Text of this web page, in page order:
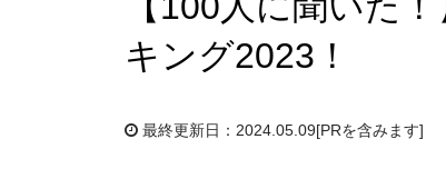
キング2023！
最終更新日：2024.05.09[PRを含みます]